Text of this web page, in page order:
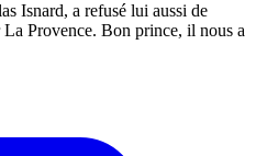
Isnard, a refusé lui aussi de
Provence. Bon prince, il nous a